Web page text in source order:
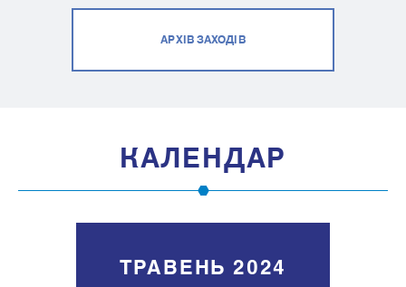
АРХІВ ЗАХОДІВ
КАЛЕНДАР
ТРАВЕНЬ 2024